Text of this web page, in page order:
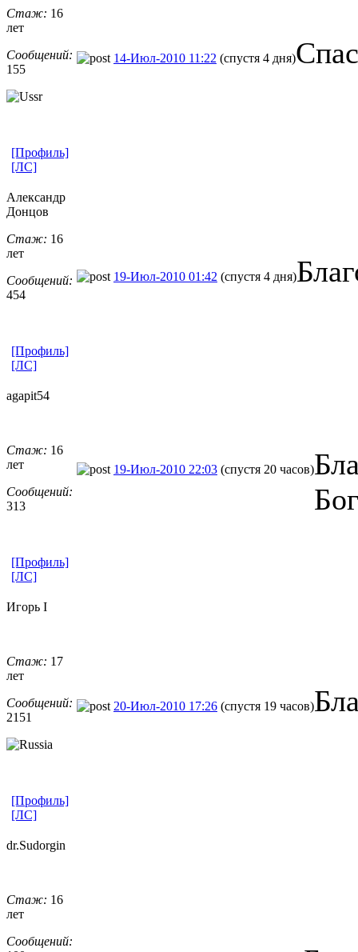
Стаж: 16
лет
Сообщений:
155
14-Июл-2010 11:22 (спустя 4 дня)
[Профиль]
[ЛС]
Александр
Донцов
Стаж: 16
лет
Сообщений:
454
19-Июл-2010 01:42 (спустя 4 дня)
[Профиль]
[ЛС]
agapit54
Стаж: 16
лет
Сообщений:
313
19-Июл-2010 22:03 (спустя 20 часов)
[Профиль]
[ЛС]
Игорь I
Стаж: 17
лет
Сообщений:
2151
20-Июл-2010 17:26 (спустя 19 часов)
[Профиль]
[ЛС]
dr.Sudorgin
Стаж: 16
лет
Сообщений: